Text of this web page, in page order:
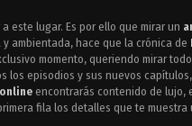
este lugar. Es por ello que mirar un
ambientada, hace que la crónica de
momento, queriendo mirar
episodios y sus nuevos
encontrarás contenido de lujo,
fila los detalles que te